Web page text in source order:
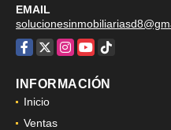
EMAIL
Facebook
X Instagram
YouTube
TikTok
INFORMACIÓN
Inicio
Ventas